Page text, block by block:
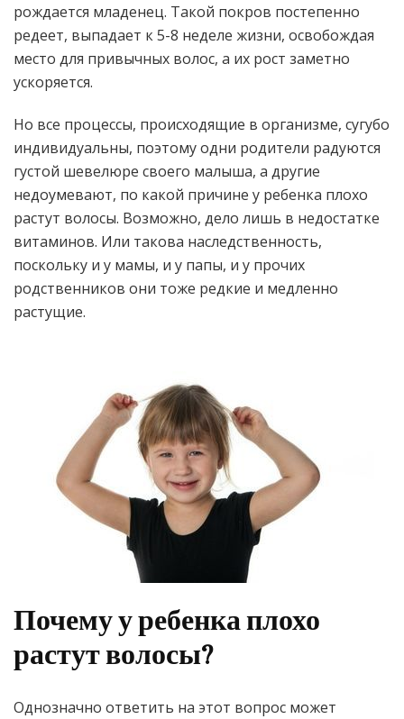
рождается младенец. Такой покров постепенно
редеет, выпадает к 5-8 неделе жизни, освобождая
место для привычных волос, а их рост заметно
ускоряется.
Но все процессы, происходящие в организме, сугубо
индивидуальны, поэтому одни родители радуются
густой шевелюре своего малыша, а другие
недоумевают, по какой причине у ребенка плохо
растут волосы. Возможно, дело лишь в недостатке
витаминов. Или такова наследственность,
поскольку и у мамы, и у папы, и у прочих
родственников они тоже редкие и медленно
растущие.
Почему у ребенка плохо
растут волосы?
Однозначно ответить на этот вопрос может